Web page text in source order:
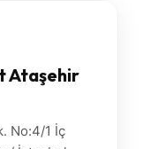
Ataşehir
No:4/1 İç